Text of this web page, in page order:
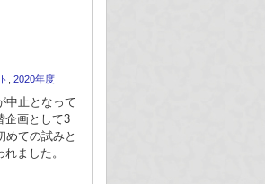
2020年度
中止となって
企画として3
めての試みと
ました。